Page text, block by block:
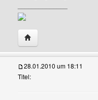
Website dieses
28.01.2010 um 18:11
Titel: